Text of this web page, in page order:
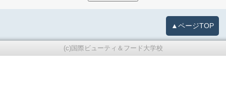
▲ページTOP
(c)国際ビューティ＆フード大学校